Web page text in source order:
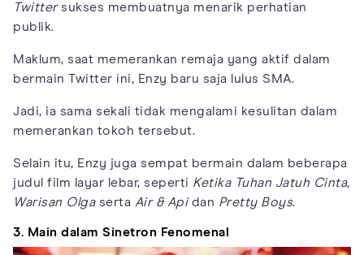
Twittersukses membuatnya menarik perhatian
publik.
Maklum, saat memerankan remaja yang aktif dalam
bermain Twitter ini, Enzy baru saja lulus SMA.
Jadi, ia sama sekali tidak mengalami kesulitan dalam
memerankan tokoh tersebut.
Selain itu, Enzy juga sempat bermain dalam beberapa
judul film layar lebar, seperti Ketika Tuhan Jatuh Cinta,
Warisan Olgaserta Air & Apidan Pretty Boys.
3. Main dalam Sinetron Fenomenal